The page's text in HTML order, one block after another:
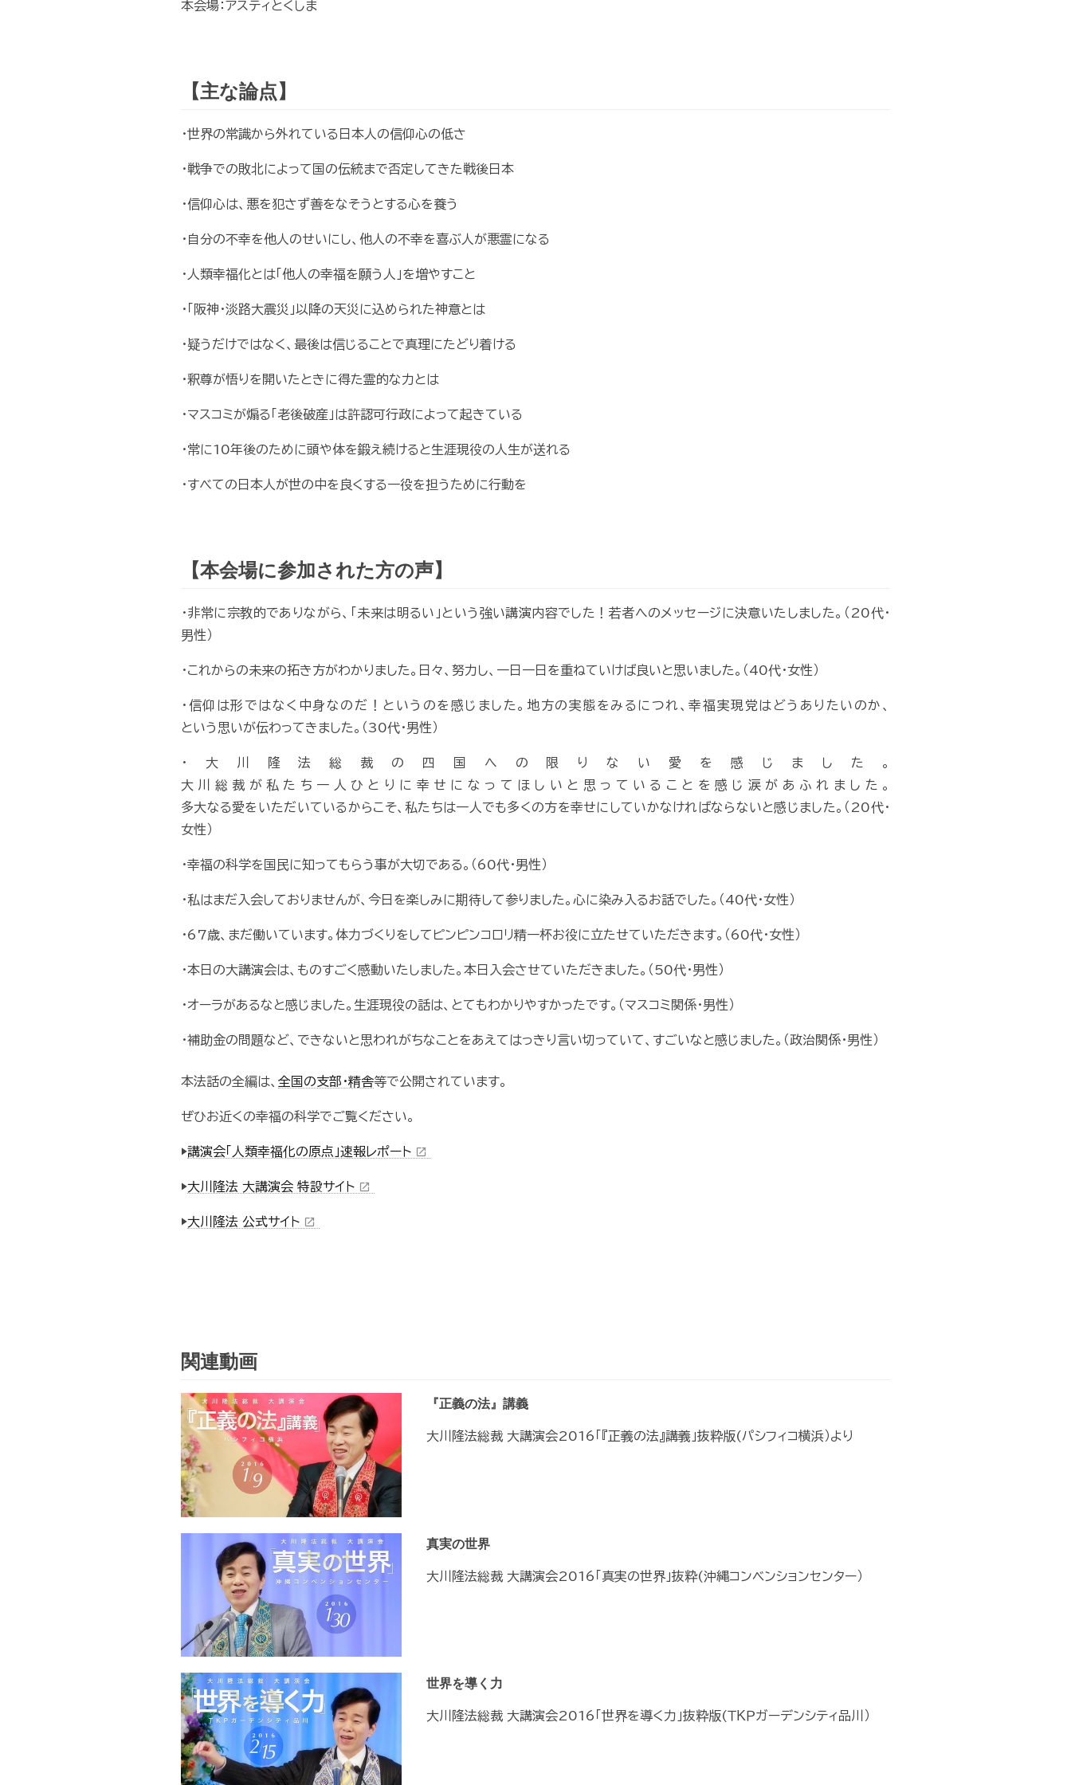
本会場：アスティとくしま
【主な論点】
・世界の常識から外れている日本人の信仰心の低さ
・戦争での敗北によって国の伝統まで否定してきた戦後日本
・信仰心は、悪を犯さず善をなそうとする心を養う
・自分の不幸を他人のせいにし、他人の不幸を喜ぶ人が悪霊になる
・人類幸福化とは「他人の幸福を願う人」を増やすこと
・「阪神・淡路大震災」以降の天災に込められた神意とは
・疑うだけではなく、最後は信じることで真理にたどり着ける
・釈尊が悟りを開いたときに得た霊的な力とは
・マスコミが煽る「老後破産」は許認可行政によって起きている
・常に10年後のために頭や体を鍛え続けると生涯現役の人生が送れる
・すべての日本人が世の中を良くする一役を担うために行動を
【本会場に参加された方の声】
・非常に宗教的でありながら、「未来は明るい」という強い講演内容でした！若者へのメッセージに決意いたしました。（20代・
男性）
・これからの未来の拓き方がわかりました。日々、努力し、一日一日を重ねていけば良いと思いました。（40代・女性）
・信仰は形ではなく中身なのだ！というのを感じました。地方の実態をみるにつれ、幸福実現党はどうありたいのか、
という思いが伝わってきました。（30代・男性）
・大川隆法総裁の四国への限りない愛を感じました。
大川総裁が私たち一人ひとりに幸せになってほしいと思っていることを感じ涙があふれました。
多大なる愛をいただいているからこそ、私たちは一人でも多くの方を幸せにしていかなければならないと感じました。（20代・
女性）
・幸福の科学を国民に知ってもらう事が大切である。（60代・男性）
・私はまだ入会しておりませんが、今日を楽しみに期待して参りました。心に染み入るお話でした。（40代・女性）
・67歳、まだ働いています。体力づくりをしてピンピンコロリ精一杯お役に立たせていただきます。（60代・女性）
・本日の大講演会は、ものすごく感動いたしました。本日入会させていただきました。（50代・男性）
・オーラがあるなと感じました。生涯現役の話は、とてもわかりやすかったです。（マスコミ関係・男性）
・補助金の問題など、できないと思われがちなことをあえてはっきり言い切っていて、すごいなと感じました。（政治関係・男性）
本法話の全編は、 全国の支部・精舎等で公開されています。
ぜひお近くの幸福の科学でご覧ください。
▶講演会「人類幸福化の原点」速報レポート open_in_new
▶大川隆法 大講演会 特設サイト open_in_new
▶大川隆法 公式サイト open_in_new
関連動画
『正義の法』講義
大川隆法総裁 大講演会2016「『正義の法』講義」抜粋版(パシフィコ横浜）より
真実の世界
大川隆法総裁 大講演会2016「真実の世界」抜粋(沖縄コンベンションセンター）
世界を導く力
大川隆法総裁 大講演会2016「世界を導く力」抜粋版(ＴＫＰガーデンシティ品川）